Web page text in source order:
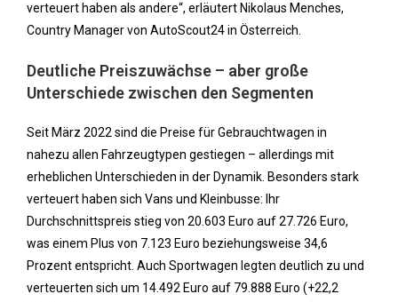
verteuert haben als andere“, erläutert Nikolaus Menches,
Country Manager von AutoScout24 in Österreich.
Deutliche Preiszuwächse – aber große
Unterschiede zwischen den Segmenten
Seit März 2022 sind die Preise für Gebrauchtwagen in
nahezu allen Fahrzeugtypen gestiegen – allerdings mit
erheblichen Unterschieden in der Dynamik. Besonders stark
verteuert haben sich Vans und Kleinbusse: Ihr
Durchschnittspreis stieg von 20.603 Euro auf 27.726 Euro,
was einem Plus von 7.123 Euro beziehungsweise 34,6
Prozent entspricht. Auch Sportwagen legten deutlich zu und
verteuerten sich um 14.492 Euro auf 79.888 Euro (+22,2